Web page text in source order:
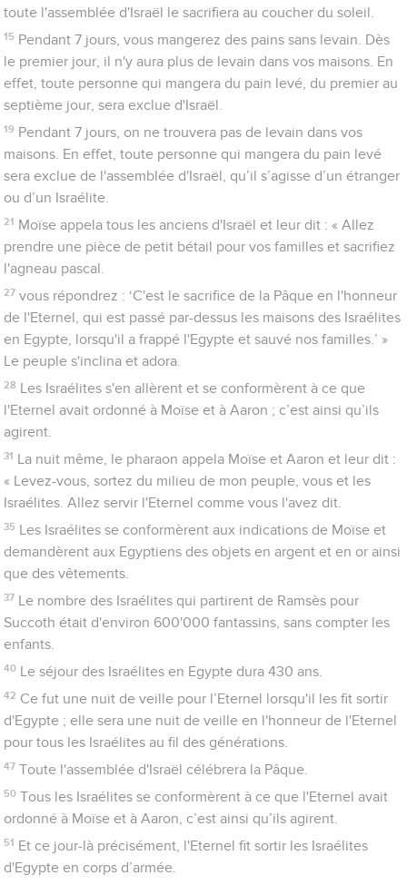
toute l'assemblée d'Israël le sacrifiera au coucher du soleil.
15 Pendant 7 jours, vous mangerez des pains sans levain. Dès
le premier jour, il n'y aura plus de levain dans vos maisons. En
effet, toute personne qui mangera du pain levé, du premier au
septième jour, sera exclue d'Israël.
19 Pendant 7 jours, on ne trouvera pas de levain dans vos
maisons. En effet, toute personne qui mangera du pain levé
sera exclue de l'assemblée d'Israël, qu’il s’agisse d’un étranger
ou d’un Israélite.
21 Moïse appela tous les anciens d'Israël et leur dit : « Allez
prendre une pièce de petit bétail pour vos familles et sacrifiez
l'agneau pascal.
27 vous répondrez : ‘C'est le sacrifice de la Pâque en l'honneur
de l'Eternel, qui est passé par-dessus les maisons des Israélites
en Egypte, lorsqu'il a frappé l'Egypte et sauvé nos familles.’ »
Le peuple s'inclina et adora.
28
Les Israélites s'en allèrent et se conformèrent à ce que
l'Eternel avait ordonné à Moïse et à Aaron ; c’est ainsi qu’ils
agirent.
31
La nuit même, le pharaon appela Moïse et Aaron et leur dit :
« Levez-vous, sortez du milieu de mon peuple, vous et les
Israélites. Allez servir l'Eternel comme vous l'avez dit.
35
Les Israélites se conformèrent aux indications de Moïse et
demandèrent aux Egyptiens des objets en argent et en or ainsi
que des vêtements.
37
Le nombre des Israélites qui partirent de Ramsès pour
Succoth était d'environ 600'000 fantassins, sans compter les
enfants.
40 Le séjour des Israélites en Egypte dura 430 ans.
42 Ce fut une nuit de veille pour l’Eternel lorsqu'il les fit sortir
d'Egypte ; elle sera une nuit de veille en l'honneur de l'Eternel
pour tous les Israélites au fil des générations.
47 Toute l'assemblée d'Israël célébrera la Pâque.
50 Tous les Israélites se conformèrent à ce que l'Eternel avait
ordonné à Moïse et à Aaron, c’est ainsi qu’ils agirent.
51 Et ce jour-là précisément, l'Eternel fit sortir les Israélites
d'Egypte en corps d’armée.